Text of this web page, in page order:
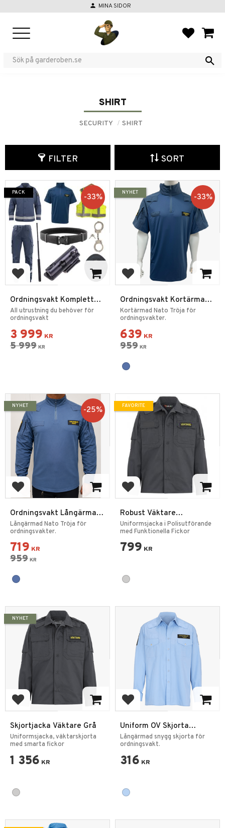
person MINA SIDOR
SHIRT
SECURITY SHIRT
FILTER SORT
Add to favorites
Ordningsvakt Komplett
Utrustnings Startpaket
All utrustning du behöver för
ordningsvakt
3 999 KR
5 999 KR
33%
PACK
Add to favorites
Ordningsvakt Kortärmad
Nato Tröja 2.0
Kortärmad Nato Tröja för
ordningsvakter.
639 KR
959 KR
33%
NYHET
Add to favorites
Ordningsvakt Långärmad
Nato Tröja 2.0
Långärmad Nato Tröja för
ordningsvakter.
719 KR
959 KR
25%
NYHET
Add to favorites
Robust Väktare
Skjortjacka Grå
Uniformsjacka i Polisutförande
med Funktionella Fickor
799 KR
FAVORITE
Add to favorites
Skjortjacka Väktare Grå
Uniformsjacka, väktarskjorta
med smarta fickor
1 356 KR
NYHET
Add to favorites
Uniform OV Skjorta
Långärmad
Långärmad snygg skjorta för
ordningsvakt.
316 KR